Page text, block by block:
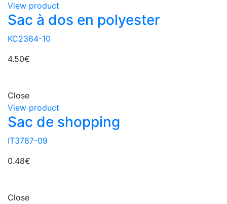
View product
Sac à dos en polyester
KC2364-10
4.50€
Close
View product
Sac de shopping
IT3787-09
0.48€
Close